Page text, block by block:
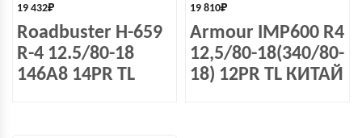
19 432₽
Roadbuster H-659
R-4 12.5/80-18
146А8 14PR TL
19 810₽
Armour IMP600 R4
12,5/80-18(340/80-
18) 12PR TL КИТАЙ